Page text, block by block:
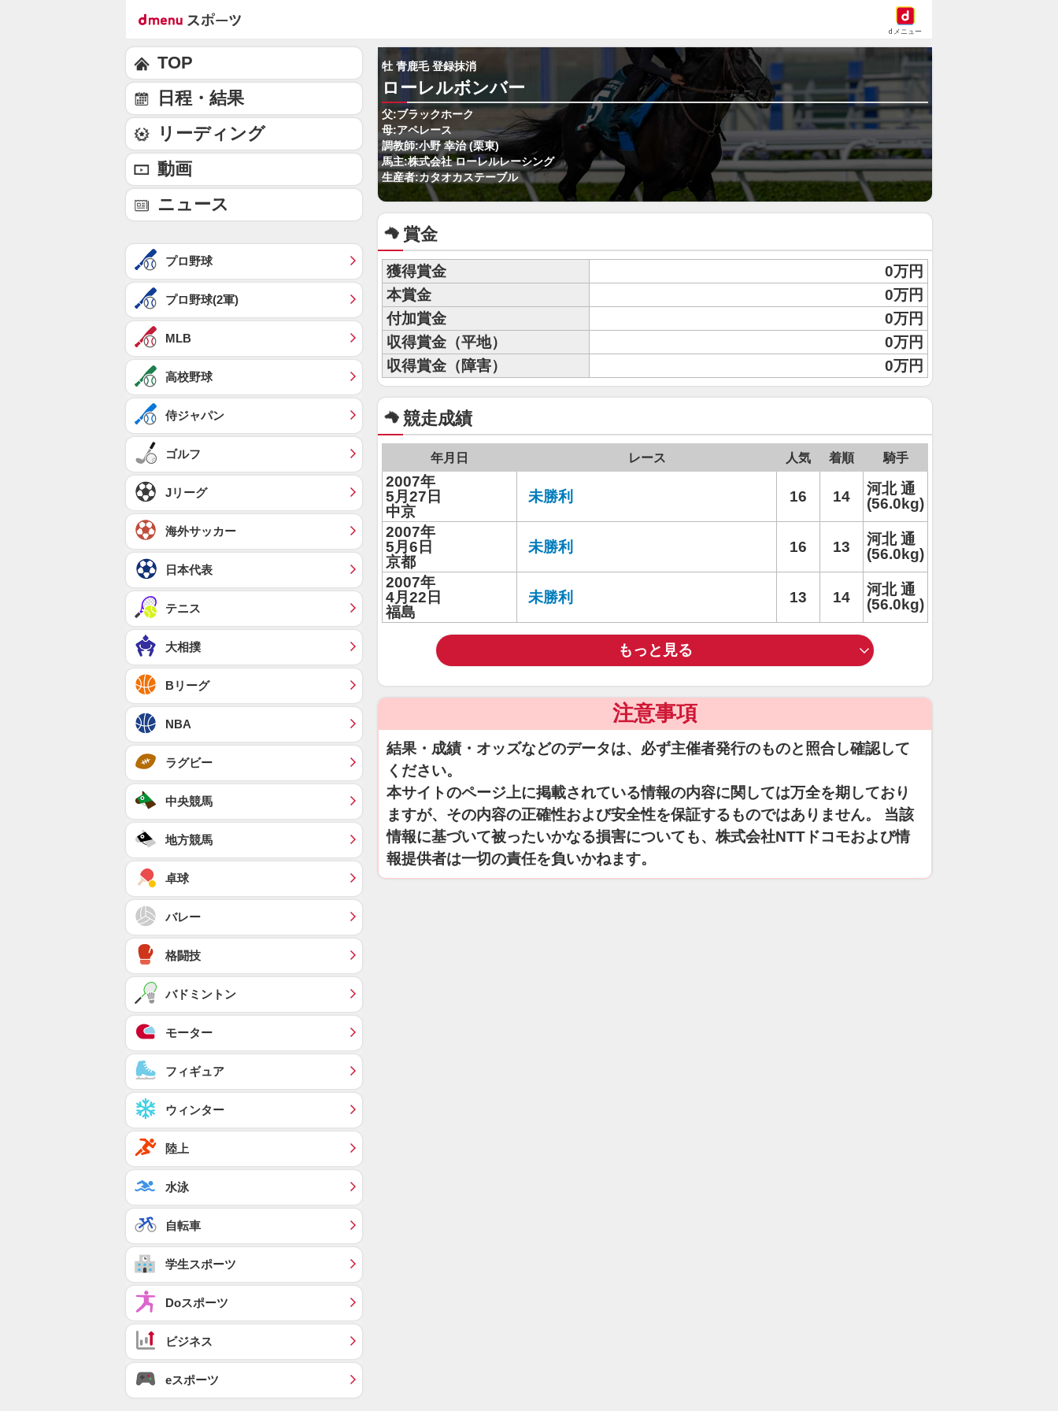
dメニュー
牡 青鹿毛 登録抹消
ローレルボンバー
父:ブラックホーク
母:アペレース
調教師:小野 幸治 (栗東)
馬主:株式会社 ローレルレーシング
生産者:カタオカステーブル
賞金
獲得賞金
0万円
本賞金
0万円
付加賞金
0万円
収得賞金（平地）
0万円
収得賞金（障害）
0万円
競走成績
年月日 レース 人気 着順 騎手
2007年
5月27日
中京
未勝利 16 14
河北 通
(56.0kg)
2007年
5月6日
京都
未勝利 16 13
河北 通
(56.0kg)
2007年
4月22日
福島
未勝利 13 14
河北 通
(56.0kg)
もっと見る
注意事項
結果・成績・オッズなどのデータは、必ず主催者発行のものと照合し確認して
ください。
本サイトのページ上に掲載されている情報の内容に関しては万全を期しており
ますが、その内容の正確性および安全性を保証するものではありません。 当該
情報に基づいて被ったいかなる損害についても、株式会社NTTドコモおよび情
報提供者は一切の責任を負いかねます。
TOP
日程・結果
リーディング
動画
ニュース
プロ野球
プロ野球(2軍)
MLB
高校野球
侍ジャパン
ゴルフ
Jリーグ
海外サッカー
日本代表
テニス
大相撲
Bリーグ
NBA
ラグビー
中央競馬
地方競馬
卓球
バレー
格闘技
バドミントン
モーター
フィギュア
ウィンター
陸上
水泳
自転車
学生スポーツ
Doスポーツ
ビジネス
eスポーツ